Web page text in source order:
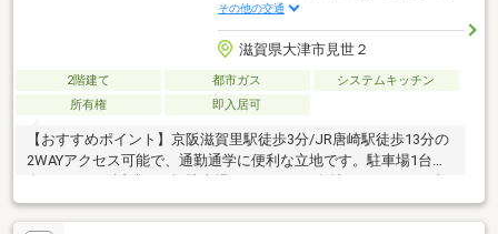
その他の交通
滋賀県大津市見世２
2階建て 都市ガス
システムキッチン
所有権
即入居可
【おすすめポイント】京阪滋賀里駅徒歩3分/JR唐崎駅徒歩13分の
2WAYアクセス可能で、通勤通学に便利な立地です。駐車場1台分
たりもよく、普段の生活も快適にお過ごしいただけます。是非と
も現地をご覧になってください♪